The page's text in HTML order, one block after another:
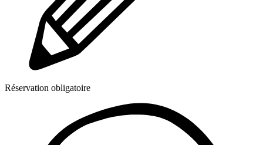
Réservation obligatoire